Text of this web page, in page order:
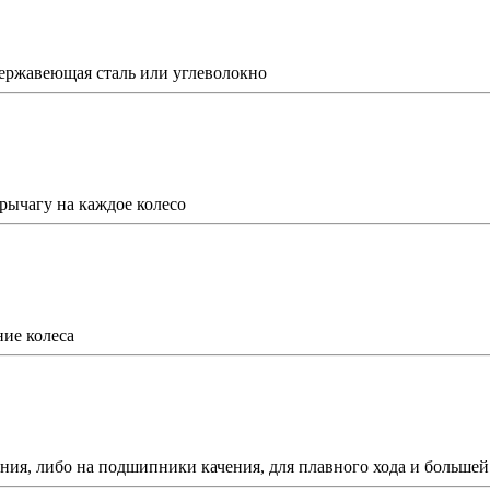
сталь или углеволокно
на каждое колесо
колеса
либо на подшипники качения, для плавного хода и